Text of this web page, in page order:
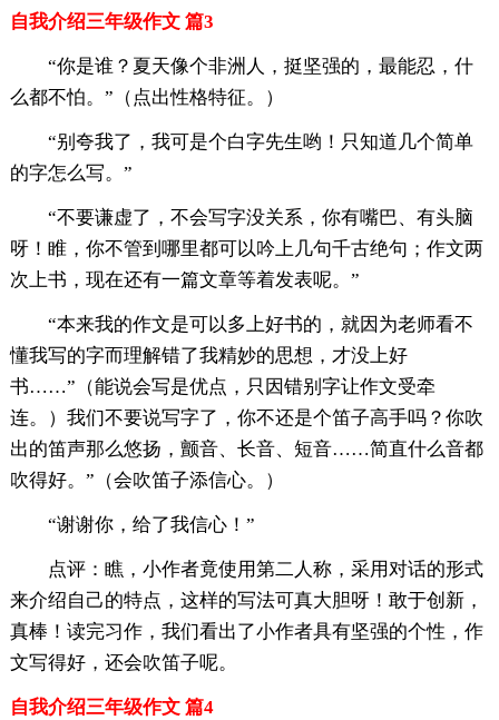
自我介绍三年级作文 篇3
“你是谁？夏天像个非洲人，挺坚强的，最能忍，什
么都不怕。”（点出性格特征。）
“别夸我了，我可是个白字先生哟！只知道几个简单
的字怎么写。”
“不要谦虚了，不会写字没关系，你有嘴巴、有头脑
呀！睢，你不管到哪里都可以吟上几句千古绝句；作文两
次上书，现在还有一篇文章等着发表呢。”
“本来我的作文是可以多上好书的，就因为老师看不
懂我写的字而理解错了我精妙的思想，才没上好
书……”（能说会写是优点，只因错别字让作文受牵
连。）我们不要说写字了，你不还是个笛子高手吗？你吹
出的笛声那么悠扬，颤音、长音、短音……简直什么音都
吹得好。”（会吹笛子添信心。）
“谢谢你，给了我信心！”
点评：瞧，小作者竟使用第二人称，采用对话的形式
来介绍自己的特点，这样的写法可真大胆呀！敢于创新，
真棒！读完习作，我们看出了小作者具有坚强的个性，作
文写得好，还会吹笛子呢。
自我介绍三年级作文 篇4